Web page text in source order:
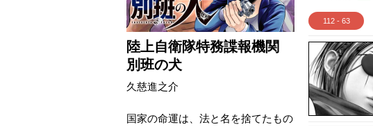
陸上自衛隊特務諜報機関
別班の犬
久慈進之介
国家の命運は、法と名を捨てたもの
112 - 63